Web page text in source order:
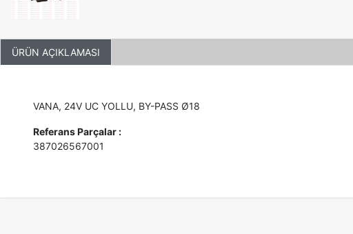
ÜRÜN AÇIKLAMASI
VANA, 24V UC YOLLU, BY-PASS Ø18
Referans Parçalar :
387026567001